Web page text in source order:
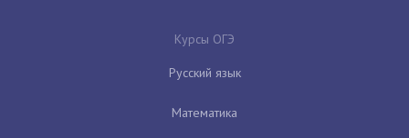
Курсы ОГЭ
Русский язык
Математика